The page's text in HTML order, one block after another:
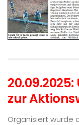
zur
Organisiert wurde